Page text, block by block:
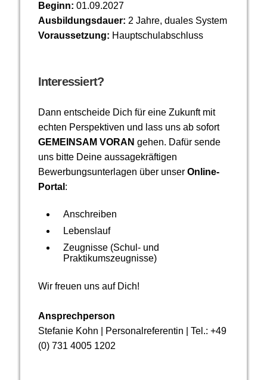
Beginn: 01.09.2027
Ausbildungsdauer: 2 Jahre, duales System
Voraussetzung: Hauptschulabschluss
Interessiert?
Dann entscheide Dich für eine Zukunft mit
echten Perspektiven und lass uns ab sofort
GEMEINSAM VORAN gehen. Dafür sende
uns bitte Deine aussagekräftigen
Bewerbungsunterlagen über unser Online-
Portal :
Anschreiben
Lebenslauf
Zeugnisse (Schul- und
Praktikumszeugnisse)
Wir freuen uns auf Dich!
Ansprechperson
Stefanie Kohn | Personalreferentin | Tel.: +49
(0) 731 4005 1202